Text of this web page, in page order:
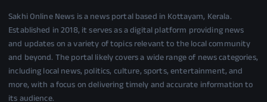
Sakhi Online News is a news portal based in Kottayam, Kerala.
Established in 2018, it serves as a digital platform providing news
and updates on a variety of topics relevant to the local community
and beyond. The portal likely covers a wide range of news categories,
including local news, politics, culture, sports, entertainment, and
more, with a focus on delivering timely and accurate information to
its audience.